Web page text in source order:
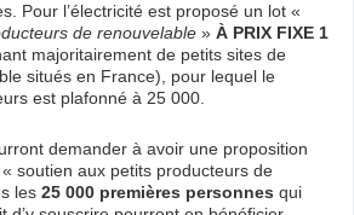
Pour l’électricité est proposé un lot «
de renouvelable » À PRIX FIXE 1
majoritairement de petits sites de
situés en France), pour lequel le
est plafonné à 25 000.
demander à avoir une proposition
soutien aux petits producteurs de
les 25 000 premières personnes qui